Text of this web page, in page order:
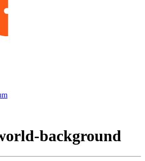
background